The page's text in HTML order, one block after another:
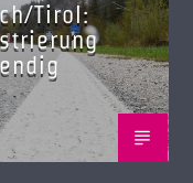
Tirol: